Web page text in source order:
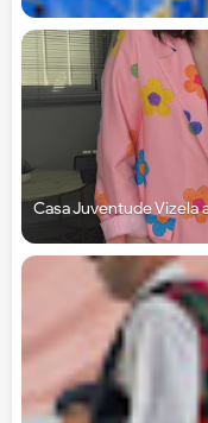
Casa Juventude Vizela